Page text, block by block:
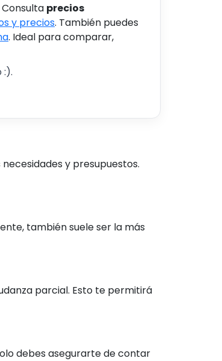
Consulta precios
y precios. También puedes
. Ideal para comparar,
:).
y presupuestos.
también suele ser la más
parcial. Esto te permitirá
debes asegurarte de contar